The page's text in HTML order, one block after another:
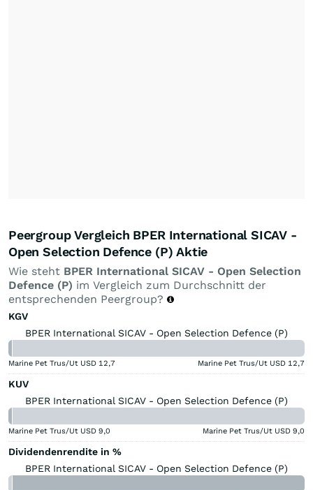
Peergroup Vergleich BPER International SICAV -
Open Selection Defence (P) Aktie
Wie steht BPER International SICAV - Open Selection
Defence (P) im Vergleich zum Durchschnitt der
entsprechenden Peergroup?
KGV
BPER International SICAV - Open Selection Defence (P)
Marine Pet Trus/Ut USD 12,7 Marine Pet Trus/Ut USD 12,7
KUV
BPER International SICAV - Open Selection Defence (P)
Marine Pet Trus/Ut USD 9,0 Marine Pet Trus/Ut USD 9,0
Dividendenrendite in %
BPER International SICAV - Open Selection Defence (P)